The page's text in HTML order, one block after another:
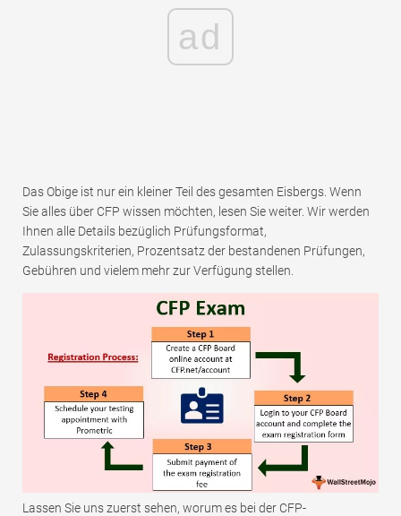
ad
Das Obige ist nur ein kleiner Teil des gesamten Eisbergs. Wenn
Sie alles über CFP wissen möchten, lesen Sie weiter. Wir werden
Ihnen alle Details bezüglich Prüfungsformat,
Zulassungskriterien, Prozentsatz der bestandenen Prüfungen,
Gebühren und vielem mehr zur Verfügung stellen.
Lassen Sie uns zuerst sehen, worum es bei der CFP-